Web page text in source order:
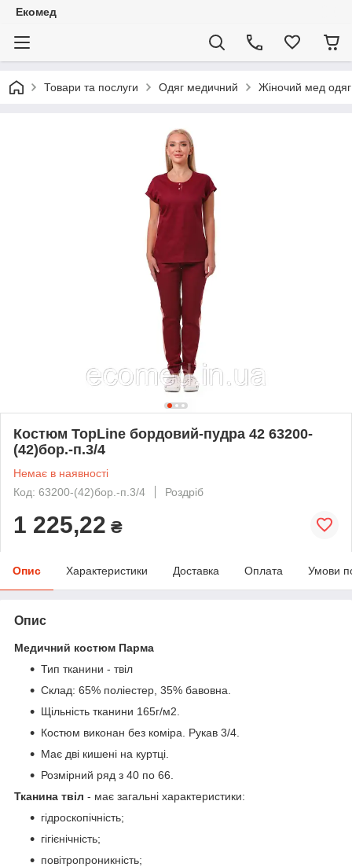
Екомед
Товари та послуги Одяг медичний Жіночий мед одяг
Костюм TopLine бордовий-пудра 42 63200-
(42)бор.-п.3/4
Немає в наявності
Код: 63200-(42)бор.-п.3/4
Роздріб
1 225,22 ₴
Опис Характеристики Доставка Оплата Умови
Опис
Медичний костюм Парма
Тип тканини - твіл
Склад: 65% поліестер, 35% бавовна.
Щільність тканини 165г/м2.
Костюм виконан без коміра. Рукав 3/4.
Має дві кишені на куртці.
Розмірний ряд з 40 по 66.
Тканина твіл - має загальні характеристики:
гідроскопічність;
гігієнічність;
повітропроникність;